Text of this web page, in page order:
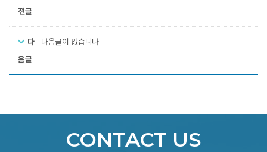
전글
다
음글
다음글이 없습니다
CONTACT US